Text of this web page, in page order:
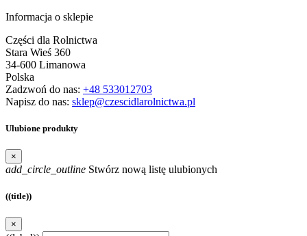
Informacja o sklepie
Części dla Rolnictwa
Stara Wieś 360
34-600 Limanowa
Polska
Zadzwoń do nas: +48 533012703
Napisz do nas: sklep@czescidlarolnictwa.pl
Ulubione produkty
×
add_circle_outline Stwórz nową listę ulubionych
((title))
×